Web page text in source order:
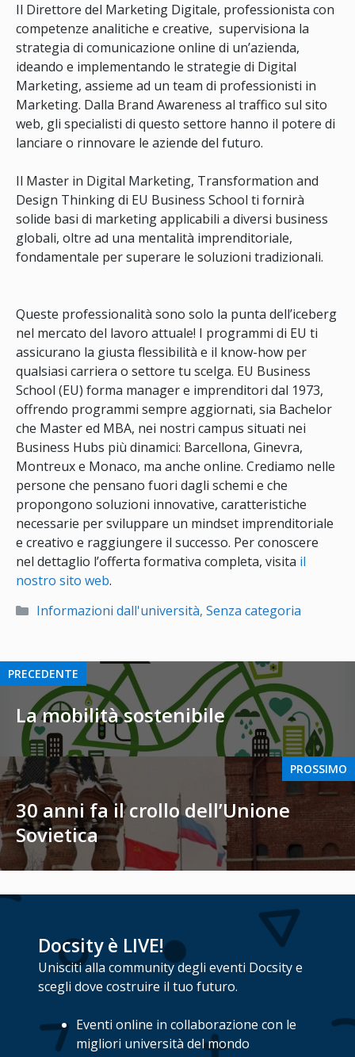
Il Direttore del Marketing Digitale, professionista con
competenze analitiche e creative, supervisiona la
strategia di comunicazione online di un’azienda,
ideando e implementando le strategie di Digital
Marketing, assieme ad un team di professionisti in
Marketing. Dalla Brand Awareness al traffico sul sito
web, gli specialisti di questo settore hanno il potere di
lanciare o rinnovare le aziende del futuro.
Il Master in Digital Marketing, Transformation and
Design Thinking di EU Business School ti fornirà
solide basi di marketing applicabili a diversi business
globali, oltre ad una mentalità imprenditoriale,
fondamentale per superare le soluzioni tradizionali.
Queste professionalità sono solo la punta dell’iceberg
nel mercato del lavoro attuale! I programmi di EU ti
assicurano la giusta flessibilità e il know-how per
qualsiasi carriera o settore tu scelga. EU Business
School (EU) forma manager e imprenditori dal 1973,
offrendo programmi sempre aggiornati, sia Bachelor
che Master ed MBA, nei nostri campus situati nei
Business Hubs più dinamici: Barcellona, Ginevra,
Montreux e Monaco, ma anche online. Crediamo nelle
persone che pensano fuori dagli schemi e che
propongono soluzioni innovative, caratteristiche
necessarie per sviluppare un mindset imprenditoriale
e creativo e raggiungere il successo. Per conoscere
nel dettaglio l’offerta formativa completa, visita il
nostro sito web.
Categorie
Informazioni dall'università, Senza categoria
PRECEDENTE
La mobilità sostenibile
PROSSIMO
30 anni fa il crollo dell’Unione
Sovietica
Docsity è LIVE!
Unisciti alla community degli eventi Docsity e
scegli dove costruire il tuo futuro.
Eventi online in collaborazione con le
migliori università del mondo